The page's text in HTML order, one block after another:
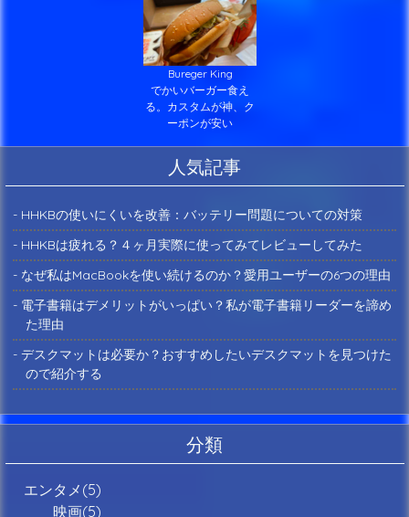
Bureger King
でかいバーガー食え
る。カスタムが神、ク
ーポンが安い
人気記事
- HHKBの使いにくいを改善：バッテリー問題についての対策
- HHKBは疲れる？４ヶ月実際に使ってみてレビューしてみた
- なぜ私はMacBookを使い続けるのか？愛用ユーザーの6つの理由
- 電子書籍はデメリットがいっぱい？私が電子書籍リーダーを諦め
た理由
- デスクマットは必要か？おすすめしたいデスクマットを見つけた
ので紹介する
分類
エンタメ(5)
映画(5)